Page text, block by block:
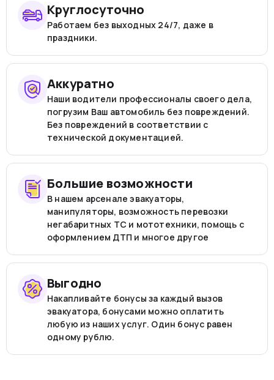
Круглосуточно
Работаем без выходных 24/7, даже в
праздники.
Аккуратно
Наши водители профессионалы своего дела,
погрузим Ваш автомобиль без повреждений.
Без повреждений в соответствии с
технической документацией.
Большие возможности
В нашем арсенале эвакуаторы,
манипуляторы, возможность перевозки
негабаритных ТС и мототехники, помощь с
оформлением ДТП и многое другое
Выгодно
Накапливайте бонусы за каждый вызов
эвакуатора, бонусами можно оплатить
любую из наших услуг. Один бонус равен
одному рублю.